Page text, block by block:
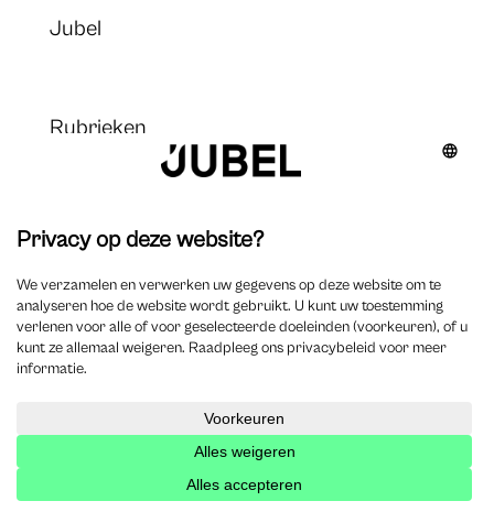
Jubel
Rubrieken
Civil law & litigation
Criminal law
Employment
Management & deontology
Tax & private equity